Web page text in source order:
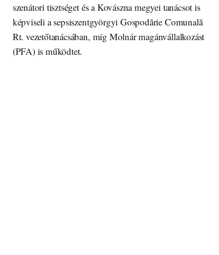
szenátori tisztséget és a Kovászna megyei tanácsot is
képviseli a sepsiszentgyörgyi Gospodărie Comunală
Rt. vezetőtanácsában, míg Molnár magánvállalkozást
(PFA) is működtet.